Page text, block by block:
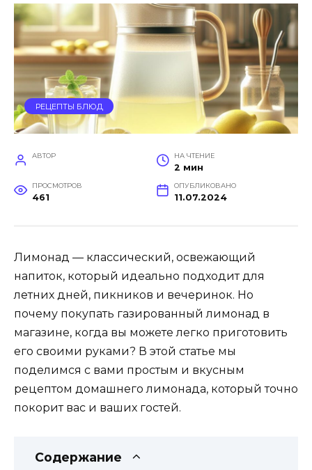
РЕЦЕПТЫ БЛЮД
АВТОР НА ЧТЕНИЕ
2 мин
ПРОСМОТРОВ
461
ОПУБЛИКОВАНО
11.07.2024
Лимонад — классический, освежающий
напиток, который идеально подходит для
летних дней, пикников и вечеринок. Но
почему покупать газированный лимонад в
магазине, когда вы можете легко приготовить
его своими руками? В этой статье мы
поделимся с вами простым и вкусным
рецептом домашнего лимонада, который точно
покорит вас и ваших гостей.
Содержание